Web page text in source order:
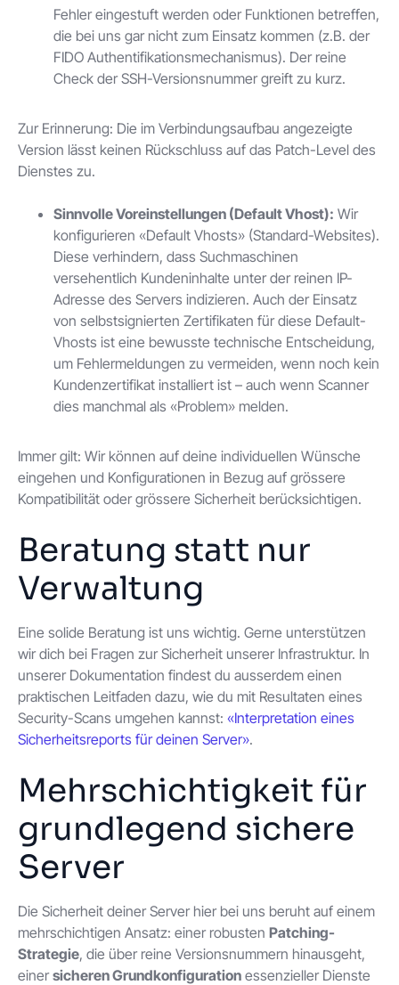
Fehler eingestuft werden oder Funktionen betreffen,
die bei uns gar nicht zum Einsatz kommen (z.B. der
FIDO Authentifikationsmechanismus). Der reine
Check der SSH-Versionsnummer greift zu kurz.
Zur Erinnerung: Die im Verbindungsaufbau angezeigte
Version lässt keinen Rückschluss auf das Patch-Level des
Dienstes zu.
Sinnvolle Voreinstellungen (Default Vhost): Wir
konfigurieren «Default Vhosts» (Standard-Websites).
Diese verhindern, dass Suchmaschinen
versehentlich Kundeninhalte unter der reinen IP-
Adresse des Servers indizieren. Auch der Einsatz
von selbstsignierten Zertifikaten für diese Default-
Vhosts ist eine bewusste technische Entscheidung,
um Fehlermeldungen zu vermeiden, wenn noch kein
Kundenzertifikat installiert ist – auch wenn Scanner
dies manchmal als «Problem» melden.
Immer gilt: Wir können auf deine individuellen Wünsche
eingehen und Konfigurationen in Bezug auf grössere
Kompatibilität oder grössere Sicherheit berücksichtigen.
Beratung statt nur
Verwaltung
Eine solide Beratung ist uns wichtig. Gerne unterstützen
wir dich bei Fragen zur Sicherheit unserer Infrastruktur. In
unserer Dokumentation findest du ausserdem einen
praktischen Leitfaden dazu, wie du mit Resultaten eines
Security-Scans umgehen kannst: «Interpretation eines
Sicherheitsreports für deinen Server».
Mehrschichtigkeit für
grundlegend sichere
Server
Die Sicherheit deiner Server hier bei uns beruht auf einem
mehrschichtigen Ansatz: einer robusten Patching-
Strategie, die über reine Versionsnummern hinausgeht,
einersicheren Grundkonfiguration essenzieller Dienste